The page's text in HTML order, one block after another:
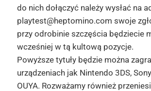
do nich dołączyć należy wysłać na
playtest@heptomino.com swoje
przy odrobinie szczęścia będziecie
wcześniej w tą kultową pozycje.
Powyższe tytuły będzie można
urządzeniach jak Nintendo 3DS,
OUYA. Rozważamy również